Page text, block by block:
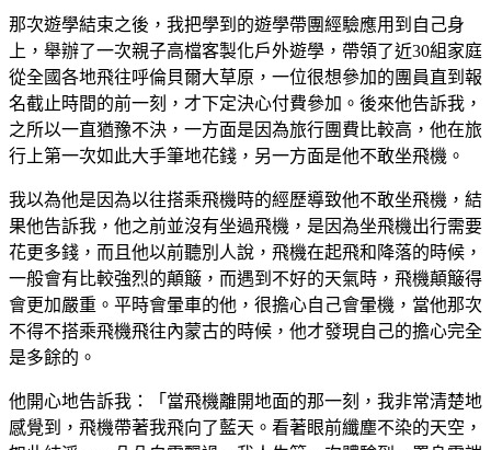
那次遊學結束之後，我把學到的遊學帶團經驗應用到自己身
上，舉辦了一次親子高檔客製化戶外遊學，帶領了近30組家庭
從全國各地飛往呼倫貝爾大草原，一位很想參加的團員直到報
名截止時間的前一刻，才下定決心付費參加。後來他告訴我，
之所以一直猶豫不決，一方面是因為旅行團費比較高，他在旅
行上第一次如此大手筆地花錢，另一方面是他不敢坐飛機。
我以為他是因為以往搭乘飛機時的經歷導致他不敢坐飛機，結
果他告訴我，他之前並沒有坐過飛機，是因為坐飛機出行需要
花更多錢，而且他以前聽別人說，飛機在起飛和降落的時候，
一般會有比較強烈的顛簸，而遇到不好的天氣時，飛機顛簸得
會更加嚴重。平時會暈車的他，很擔心自己會暈機，當他那次
不得不搭乘飛機飛往內蒙古的時候，他才發現自己的擔心完全
是多餘的。
他開心地告訴我：「當飛機離開地面的那一刻，我非常清楚地
感覺到，飛機帶著我飛向了藍天。看著眼前纖塵不染的天空，